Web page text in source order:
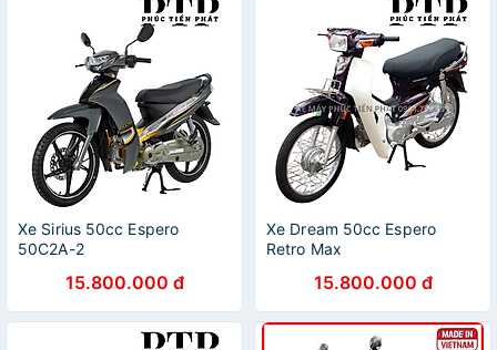
Xe Sirius 50cc Espero
50C2A-2
15.800.000 đ
Xe Dream 50cc Espero
Retro Max
15.800.000 đ